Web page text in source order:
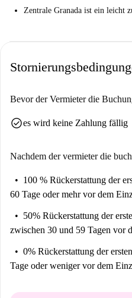
Zentrale Granada ist ein leicht
Bevor der Vermieter die
check_circlees wird keine Zahlung fällig
Nachdem der vermieter die
100 % Rückerstattung der
60 Tage oder mehr vor dem
50% Rückerstattung der
zwischen 30 und 59 Tagen vor
0% Rückerstattung der
Tage oder weniger vor dem